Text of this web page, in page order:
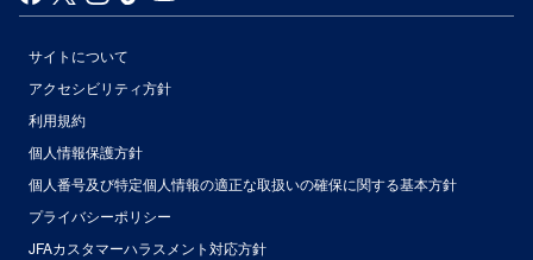
サイトについて
アクセシビリティ方針
利用規約
個人情報保護方針
個人番号及び特定個人情報の適正な取扱いの確保に関する基本方針
プライバシーポリシー
JFAカスタマーハラスメント対応方針